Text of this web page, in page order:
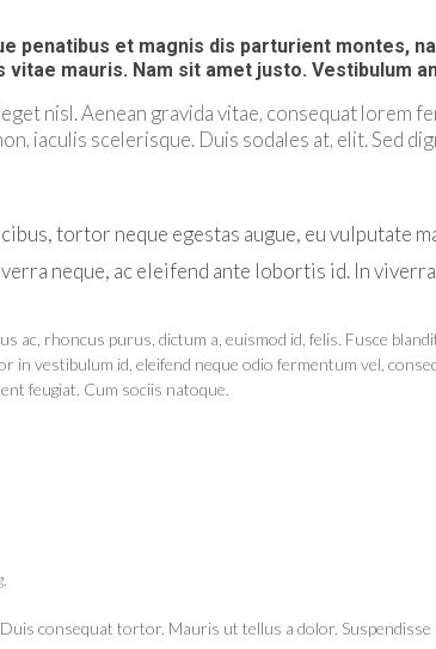
penatibus et magnis dis parturient montes,
vitae mauris. Nam sit amet justo. Vestibulum
nisl. Aenean gravida vitae, consequat
iaculis scelerisque. Duis sodales at, elit. Sed
tortor neque egestas augue, eu vulputate
neque, ac eleifend ante lobortis id. In
ac, rhoncus purus, dictum a, euismod id, felis. Fusce
vestibulum id, eleifend neque odio fermentum vel,
feugiat. Cum sociis natoque.
consequat tortor. Mauris ut tellus a dolor.